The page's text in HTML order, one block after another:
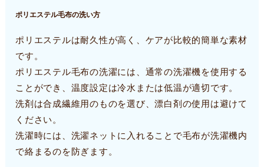
ポリエステル毛布の洗い方
ポリエステルは耐久性が高く、ケアが比較的簡単な素材
です。
ポリエステル毛布の洗濯には、通常の洗濯機を使用する
ことができ、温度設定は冷水または低温が適切です。
洗剤は合成繊維用のものを選び、漂白剤の使用は避けて
ください。
洗濯時には、洗濯ネットに入れることで毛布が洗濯機内
で絡まるのを防ぎます。